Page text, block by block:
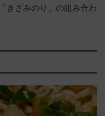
きざみのり」の組み合わ